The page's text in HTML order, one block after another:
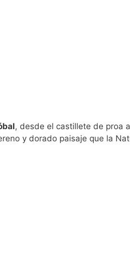
, desde el castillete de proa
y dorado paisaje que la